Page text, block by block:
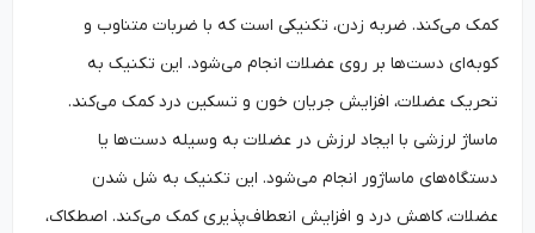
کمک می‌کند. ضربه زدن، تکنیکی است که با ضربات متناوب و
کوبه‌ای دست‌ها بر روی عضلات انجام می‌شود. این تکنیک به
تحریک عضلات، افزایش جریان خون و تسکین درد کمک می‌کند.
ماساژ لرزشی با ایجاد لرزش در عضلات به وسیله دست‌ها یا
دستگاه‌های ماساژور انجام می‌شود. این تکنیک به شل شدن
عضلات، کاهش درد و افزایش انعطاف‌پذیری کمک می‌کند. اصطکاک،